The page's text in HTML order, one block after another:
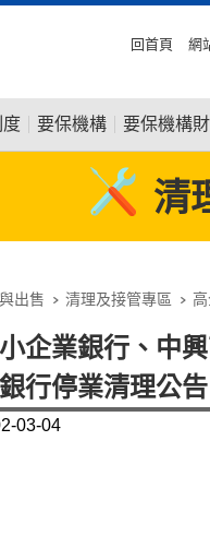
回首頁 網
度 要保機構 要保機構
清
出售 清理及接管專區
企業銀行、中
行停業清理公告
03-04